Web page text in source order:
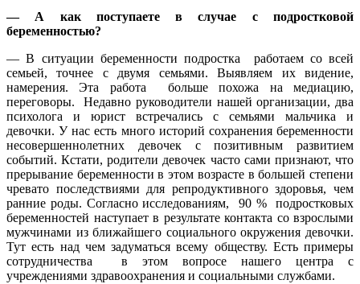
— А как поступаете в случае с подростковой
беременностью?
— В ситуации беременности подростка работаем со всей
семьей, точнее с двумя семьями. Выявляем их видение,
намерения. Эта работа больше похожа на медиацию,
переговоры. Недавно руководители нашей организации, два
психолога и юрист встречались с семьями мальчика и
девочки. У нас есть много историй сохранения беременности
несовершеннолетних девочек с позитивным развитием
событий. Кстати, родители девочек часто сами признают, что
прерывание беременности в этом возрасте в большей степени
чревато последствиями для репродуктивного здоровья, чем
ранние роды. Согласно исследованиям, 90 % подростковых
беременностей наступает в результате контакта со взрослыми
мужчинами из ближайшего социального окружения девочки.
Тут есть над чем задуматься всему обществу. Есть примеры
сотрудничества в этом вопросе нашего центра с
учреждениями здравоохранения и социальными службами.